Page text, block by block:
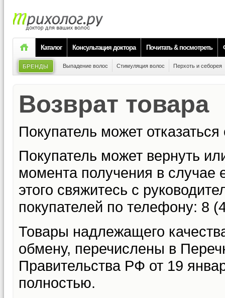
Каталог Консультация доктора Почитать & посмотреть
БРЕНДЫ Выпадение волос Стимуляция волос Перхоть и себорея
Возврат товара
Покупатель может
Покупатель может вернуть
момента получения в случае
этого свяжитесь с
покупателей по телефону: 8
Товары надлежащего
обмену, перечислены в
Правительства РФ от 19
полностью.